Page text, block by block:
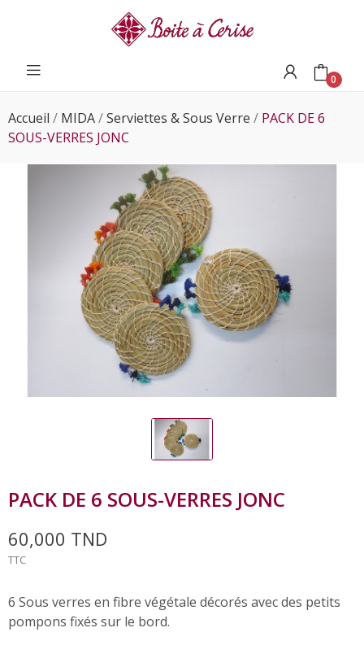
0
Accueil MIDA Serviettes & Sous Verre
PACK DE 6
SOUS-VERRES JONC
PACK DE 6 SOUS-VERRES JONC
60,000 TND
TTC
6 Sous verres en fibre végétale décorés avec des petits
pompons fixés sur le bord.